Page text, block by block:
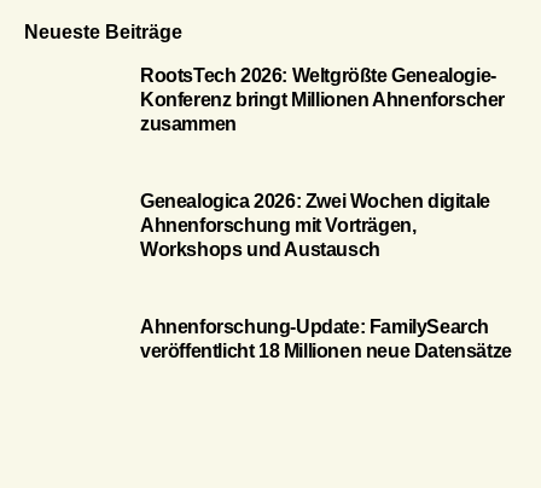
Neueste Beiträge
RootsTech 2026: Weltgrößte Genealogie-
Konferenz bringt Millionen Ahnenforscher
zusammen
Genealogica 2026: Zwei Wochen digitale
Ahnenforschung mit Vorträgen,
Workshops und Austausch
Ahnenforschung-Update: FamilySearch
veröffentlicht 18 Millionen neue Datensätze